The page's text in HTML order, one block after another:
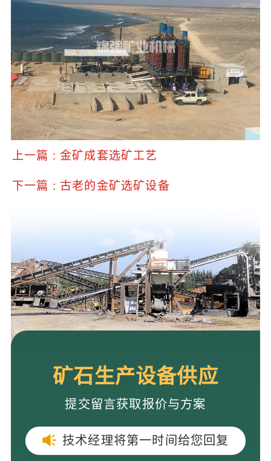
上一篇 : 金矿成套选矿工艺
下一篇 : 古老的金矿选矿设备
矿石生产设备供应
提交留言获取报价与方案
技术经理将第一时间给您回复